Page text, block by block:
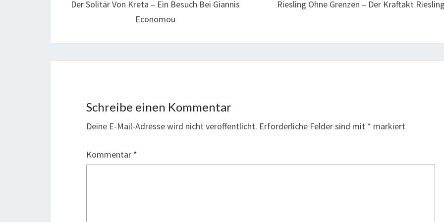
Der Solitär Von Kreta – Ein Besuch Bei Giannis
Economou
Riesling Ohne Grenzen – Der Kraftakt
Schreibe einen Kommentar
Deine E-Mail-Adresse wird nicht veröffentlicht. Erforderliche Felder sind mit * markiert
Kommentar *